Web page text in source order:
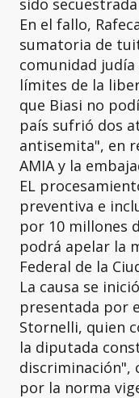
sido
En el fallo,
sumatoria de
comunidad
límites de la
que Biasi no
país sufrió dos
antisemita", en
AMIA y la
EL
preventiva e
por 10 millones
podrá apelar la
Federal de la
La causa se
presentada por
Stornelli, quien
la diputada
discriminación",
por la norma